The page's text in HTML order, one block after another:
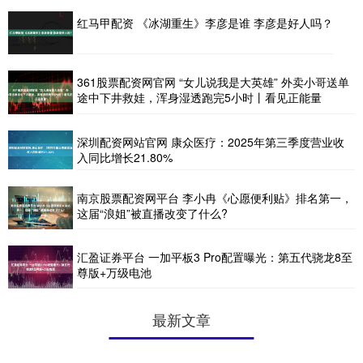
红马甲配资 《冰湖重生》李彦是谁 李彦是好人吗？
361股票配资网官网 “女儿说我是大英雄” 外卖小哥送单
途中下井救娃，浑身湿透跑完5小时丨看见正能量
深圳配资网站官网 康众医疗：2025年第三季度营业收
入同比增长21.80%
南京股票配资网平台 李小冉《心愿便利贴》排名第一，
这届“浪姐”被直播改变了什么?
汇盈证券平台 一加平板3 Pro配置曝光：第五代骁龙8至
尊版+万级电池
最新文章